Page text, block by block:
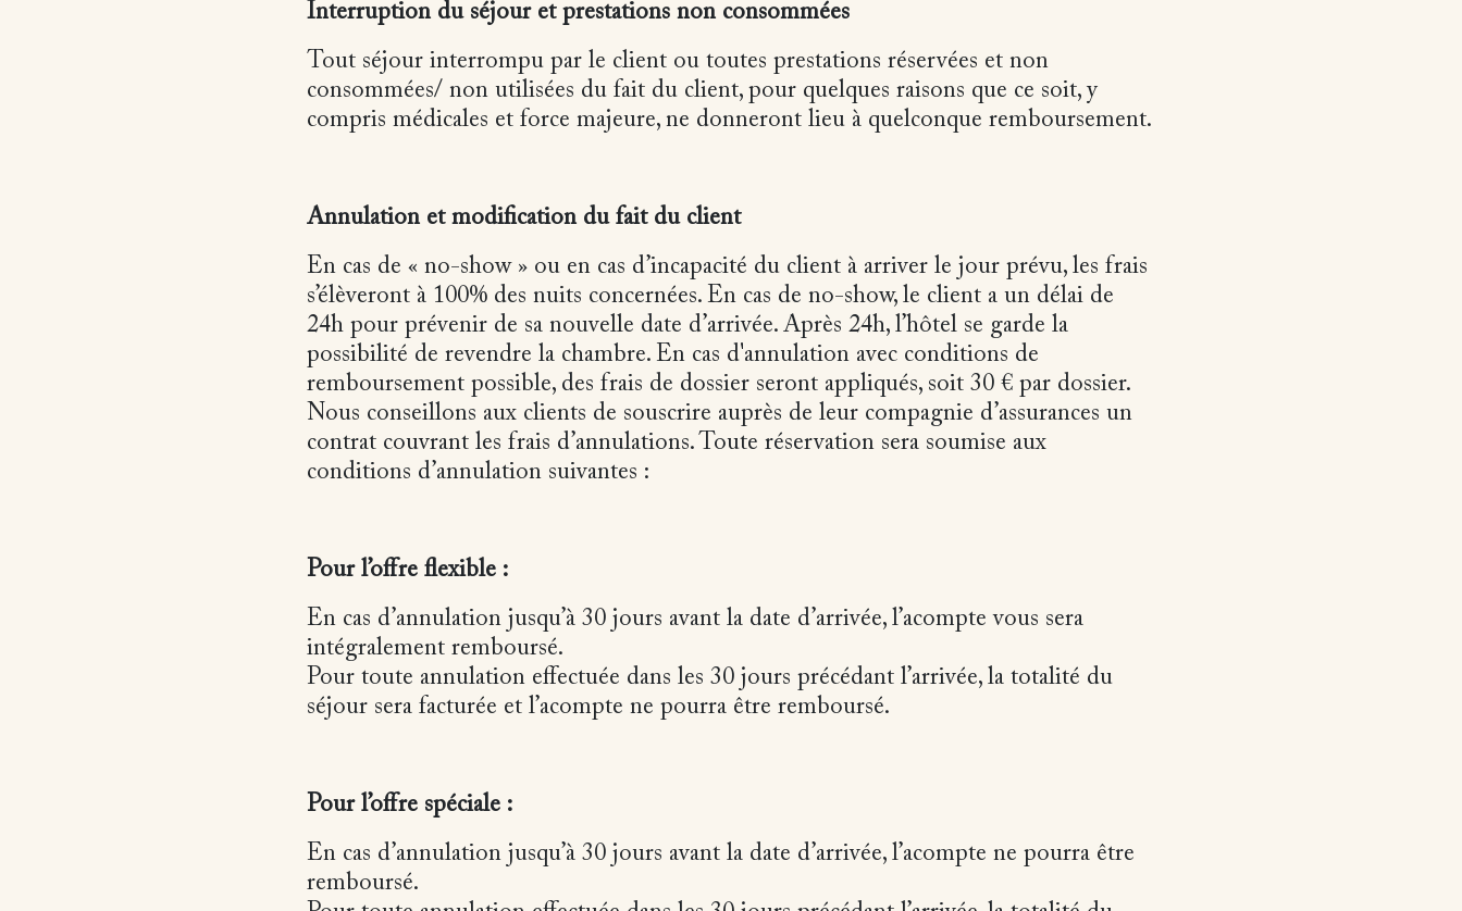
Interruption du séjour et prestations non consommées
Tout séjour interrompu par le client ou toutes prestations réservées et non
consommées/ non utilisées du fait du client, pour quelques raisons que ce soit, y
compris médicales et force majeure, ne donneront lieu à quelconque remboursement.
Annulation et modification du fait du client
En cas de « no-show » ou en cas d’incapacité du client à arriver le jour prévu, les frais
s’élèveront à 100% des nuits concernées. En cas de no-show, le client a un délai de
24h pour prévenir de sa nouvelle date d’arrivée. Après 24h, l’hôtel se garde la
possibilité de revendre la chambre. En cas d'annulation avec conditions de
remboursement possible, des frais de dossier seront appliqués, soit 30 € par dossier.
Nous conseillons aux clients de souscrire auprès de leur compagnie d’assurances un
contrat couvrant les frais d’annulations. Toute réservation sera soumise aux
conditions d’annulation suivantes :
Pour l’offre flexible :
En cas d’annulation jusqu’à 30 jours avant la date d’arrivée, l’acompte vous sera
intégralement remboursé.
Pour toute annulation effectuée dans les 30 jours précédant l’arrivée, la totalité du
séjour sera facturée et l’acompte ne pourra être remboursé.
Pour l’offre spéciale :
En cas d’annulation jusqu’à 30 jours avant la date d’arrivée, l’acompte ne pourra être
remboursé.